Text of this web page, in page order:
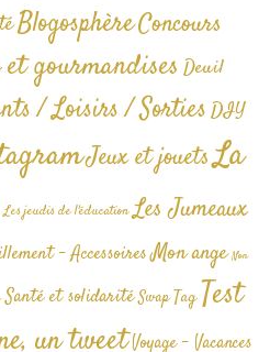
BlogosphèreConcours
gourmandises Deuil
/ Loisirs / SortiesDIY
Jeux et jouetsLa
Les jeudis de l'éducation Les Jumeaux
- AccessoiresMon ange Non
Santé et solidarité Swap TagTest
un tweetVoyage - Vacances